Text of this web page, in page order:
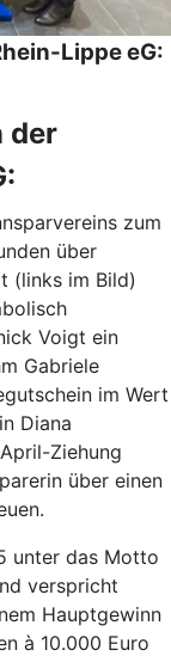
Lippe eG:
der
zum
über
(links im Bild)
Voigt ein
Gabriele
im Wert
Diana
Ziehung
über einen
unter das Motto
verspricht
Hauptgewinn
à 10.000 Euro